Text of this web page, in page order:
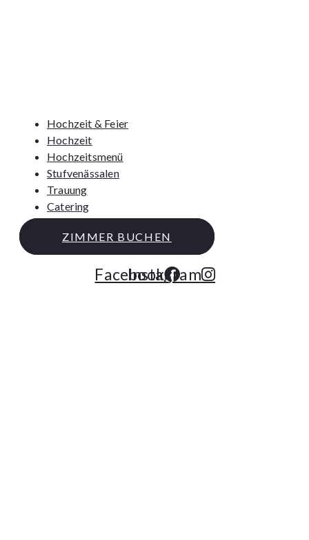
Hochzeit & Feier
Hochzeit
Hochzeitsmenü
Stufvenässalen
Trauung
Catering
ZIMMER BUCHEN
FacebookInstagram